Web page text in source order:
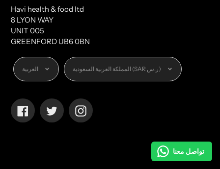
Havi health & food ltd
8 LYON WAY
UNIT 005
GREENFORD UB6 0BN
اللغة
العربية العملة المملكة العربية السعودية (SAR ر.س)
FacebookTwitterInstagram
تواصل معنا